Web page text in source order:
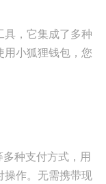
具，它集成了多种
用小狐狸钱包，您
种支付方式，用
操作。无需携带现